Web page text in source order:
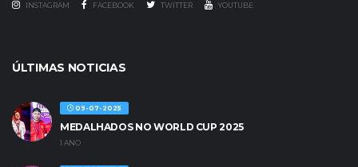
INSTAGRAM FACEBOOK TWITTER YOUTUBE
ÚLTIMAS NOTICIAS
09-07-2025
MEDALHADOS NO WORLD CUP 2025
1 ANO